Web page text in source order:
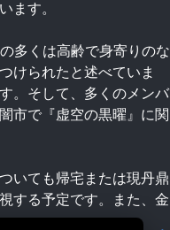
ます。
多くは高齢で身寄りのな
けられたと述べていま
。そして、多くのメンバ
市で『虚空の黒曜』に関
いても帰宅または現丹鼎
する予定です。また、金